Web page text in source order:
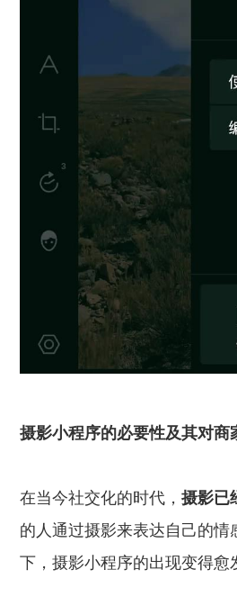
摄影小程序的必要性及其对商
在当今社交化的时代， 摄影已
的人通过摄影来表达自己的
下，摄影小程序的出现变得愈